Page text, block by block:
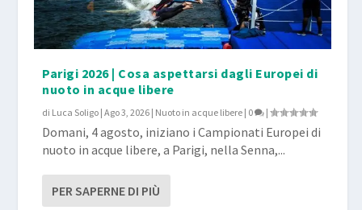
Parigi 2026 | Cosa aspettarsi dagli Europei di
nuoto in acque libere
di Luca Soligo |Ago 3, 2026 | Nuoto in acque libere | 0 |
Domani, 4 agosto, iniziano i Campionati Europei di
nuoto in acque libere, a Parigi, nella Senna,...
PER SAPERNE DI PIÙ